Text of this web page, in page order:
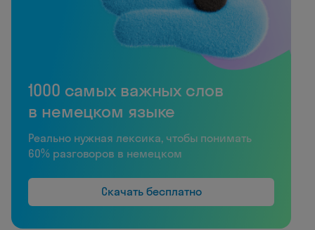
1000 самых важных слов
в немецком языке
Реально нужная лексика, чтобы понимать
60% разговоров в немецком
Скачать бесплатно